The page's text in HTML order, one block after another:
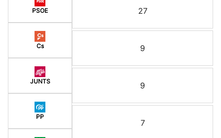
PSOE
Cs
JUNTS
PP
27
9
9
7